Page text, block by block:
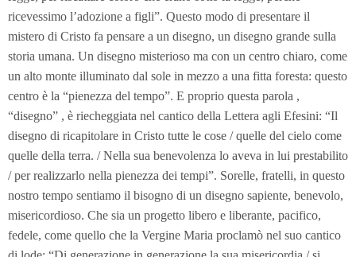
ricevessimo l’adozione a figli”. Questo modo di presentare il
mistero di Cristo fa pensare a un disegno, un disegno grande sulla
storia umana. Un disegno misterioso ma con un centro chiaro, come
un alto monte illuminato dal sole in mezzo a una fitta foresta: questo
centro è la “pienezza del tempo”. E proprio questa parola ,
“disegno” , è riecheggiata nel cantico della Lettera agli Efesini: “Il
disegno di ricapitolare in Cristo tutte le cose / quelle del cielo come
quelle della terra. / Nella sua benevolenza lo aveva in lui prestabilito
/ per realizzarlo nella pienezza dei tempi”. Sorelle, fratelli, in questo
nostro tempo sentiamo il bisogno di un disegno sapiente, benevolo,
misericordioso. Che sia un progetto libero e liberante, pacifico,
fedele, come quello che la Vergine Maria proclamò nel suo cantico